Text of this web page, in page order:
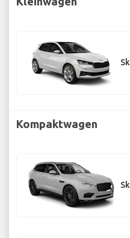
Kompaktwagen